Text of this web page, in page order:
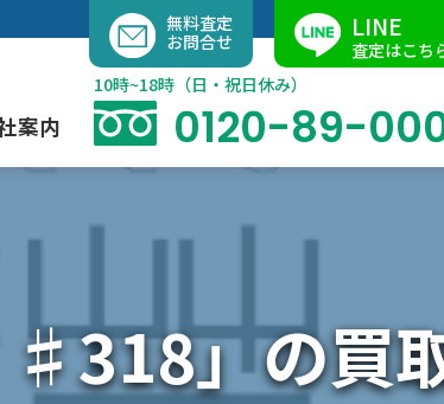
容
キ
ッ
陶磁器・陶器
出品代行 催事買取
案内
無料査定
お問合せ
LINE
査定はこち
10時~18時（日・祝日休み）
0120-89-
♯318」の買